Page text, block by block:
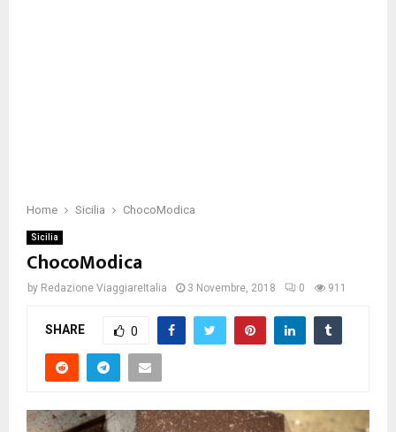
Home Sicilia ChocoModica
Sicilia
ChocoModica
by Redazione ViaggiareItalia 3 Novembre, 2018 0 911
SHARE 0